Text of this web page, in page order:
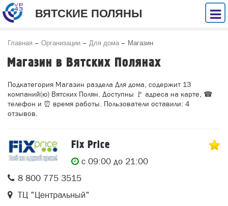
ВЯТСКИЕ ПОЛЯНЫ
Главная Организации Для дома Магазин
Магазин в Вятских Полянах
Подкатегория Магазин раздела Для дома, содержит 13
компаний(ю) Вятских Полян. Доступны 🚩 адреса на карте, ☎
телефон и ⏰ время работы. Пользователи оставили: 4
отзывов.
Fix Price
c 09:00 до 21:00
8 800 775 3515
ТЦ "Центральный"